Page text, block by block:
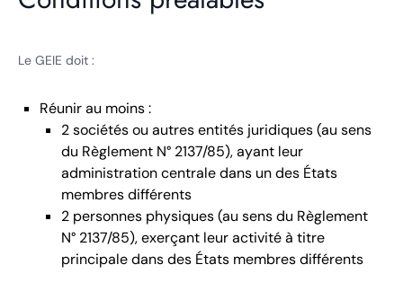
Le GEIE doit :
Réunir au moins :
2 sociétés ou autres entités juridiques (au sens
du Règlement N° 2137/85), ayant leur
administration centrale dans un des États
membres différents
2 personnes physiques (au sens du Règlement
N° 2137/85), exerçant leur activité à titre
principale dans des États membres différents